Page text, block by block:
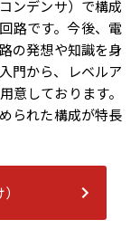
ンデンサ）で構成
路です。今後、電
の発想や知識を身
門から、レベルア
意しております。
られた構成が特長